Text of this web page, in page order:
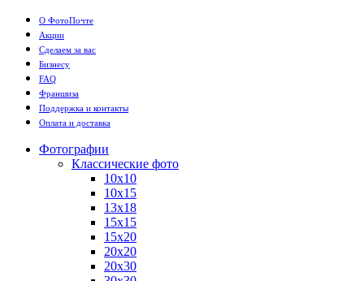
О ФотоПочте
Акции
Сделаем за вас
Бизнесу
FAQ
Франшиза
Поддержка и контакты
Оплата и доставка
Фотографии
Классические фото
10х10
10х15
13х18
15х15
15х20
20х20
20х30